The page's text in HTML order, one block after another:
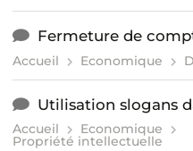
Fermeture de
Accueil Economique
Utilisation slogans
Accueil Economique
Propriété intellectuelle